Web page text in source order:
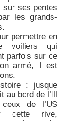
sur ses pentes
les grands-
permettre en
voiliers qui
parfois sur ce
armé, il est
: jusque
au bord de l’Ill
de l’US
cette rive,